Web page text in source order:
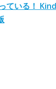
ている！